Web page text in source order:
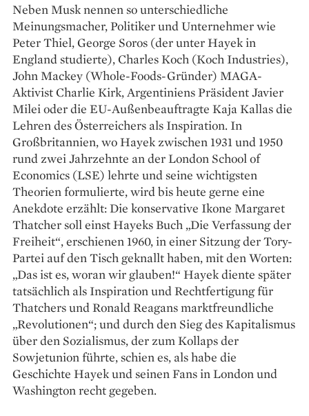
Neben Musk nennen so unterschiedliche
Meinungsmacher, Politiker und Unternehmer wie
Peter Thiel, George Soros (der unter Hayek in
England studierte), Charles Koch (Koch Industries),
John Mackey (Whole-Foods-Gründer) MAGA-
Aktivist Charlie Kirk, Argentiniens Präsident Javier
Milei oder die EU-Außen­beauftragte Kaja Kallas die
Lehren des Österreichers als Inspiration. In
Großbritannien, wo Hayek zwischen 1931 und 1950
rund zwei Jahrzehnte an der London School of
Economics (LSE) lehrte und seine wichtigsten
Theorien formulierte, wird bis heute gerne eine
Anekdote erzählt: Die konservative Ikone Margaret
Thatcher soll einst Hayeks Buch „Die Verfassung der
Freiheit“, erschienen 1960, in einer Sitzung der Tory-
Partei auf den Tisch geknallt haben, mit den Worten:
„Das ist es, woran wir glauben!“ Hayek diente später
tatsächlich als Inspiration und Rechtfertigung für
Thatchers und Ronald Reagans marktfreundliche
„Revolutionen“; und durch den Sieg des Kapitalismus
über den Sozialismus, der zum Kollaps der
Sowjetunion führte, schien es, als habe die
Geschichte Hayek und seinen Fans in London und
Washington recht gegeben.